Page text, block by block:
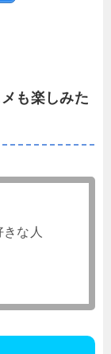
も楽しみた
な人